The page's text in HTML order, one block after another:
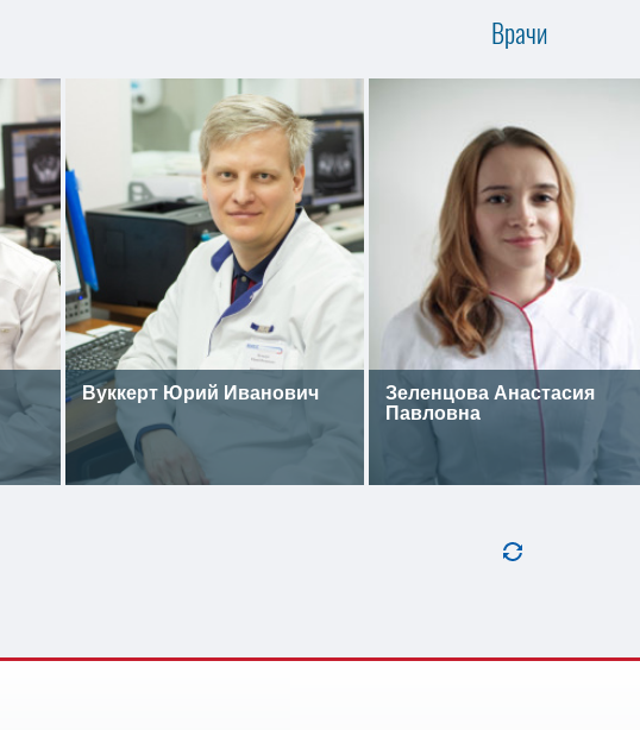
Врачи
Вуккерт Юрий Иванович
Зеленцова Анастасия
Павловна